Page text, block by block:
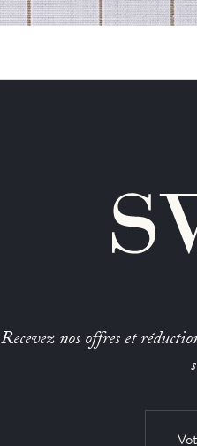
Recevez nos offres et